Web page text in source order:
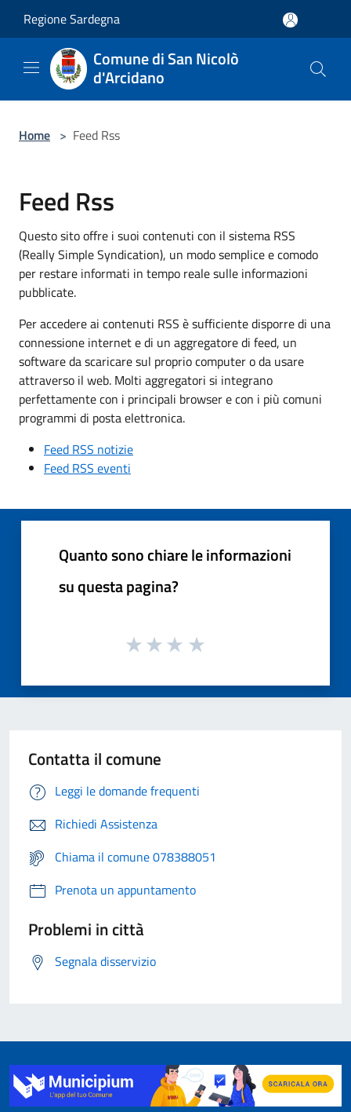
Regione Sardegna
Comune di San Nicolò
d'Arcidano
Home > Feed Rss
Feed Rss
Questo sito offre i suoi contenuti con il sistema RSS
(Really Simple Syndication), un modo semplice e comodo
per restare informati in tempo reale sulle informazioni
pubblicate.
Per accedere ai contenuti RSS è sufficiente disporre di una
connessione internet e di un aggregatore di feed, un
software da scaricare sul proprio computer o da usare
attraverso il web. Molti aggregatori si integrano
perfettamente con i principali browser e con i più comuni
programmi di posta elettronica.
Feed RSS notizie
Feed RSS eventi
Quanto sono chiare le informazioni
su questa pagina?
Contatta il comune
Leggi le domande frequenti
Richiedi Assistenza
Chiama il comune 078388051
Prenota un appuntamento
Problemi in città
Segnala disservizio